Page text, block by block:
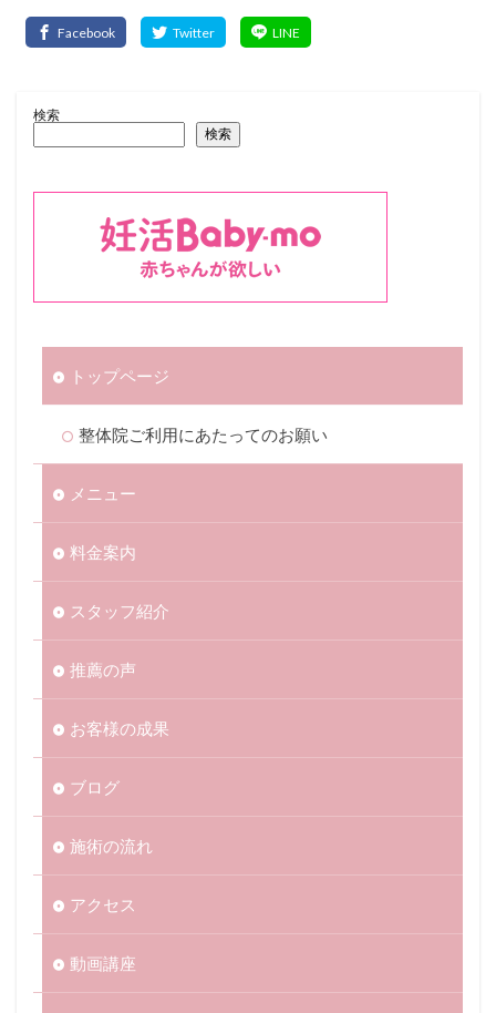
検索
検索
トップページ
整体院ご利用にあたってのお願い
メニュー
料金案内
スタッフ紹介
推薦の声
お客様の成果
ブログ
施術の流れ
アクセス
動画講座